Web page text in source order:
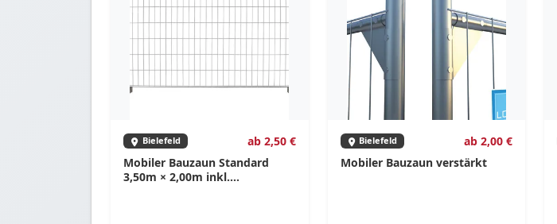
Bielefeld
ab 2,50 €
Mobiler Bauzaun Standard
3,50m × 2,00m inkl.
Bielefeld
ab 2,00 €
Mobiler Bauzaun verstärkt